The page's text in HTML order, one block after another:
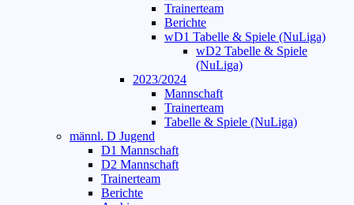
Trainerteam
Berichte
wD1 Tabelle & Spiele (NuLiga)
wD2 Tabelle & Spiele
(NuLiga)
2023/2024
Mannschaft
Trainerteam
Tabelle & Spiele (NuLiga)
männl. D Jugend
D1 Mannschaft
D2 Mannschaft
Trainerteam
Berichte